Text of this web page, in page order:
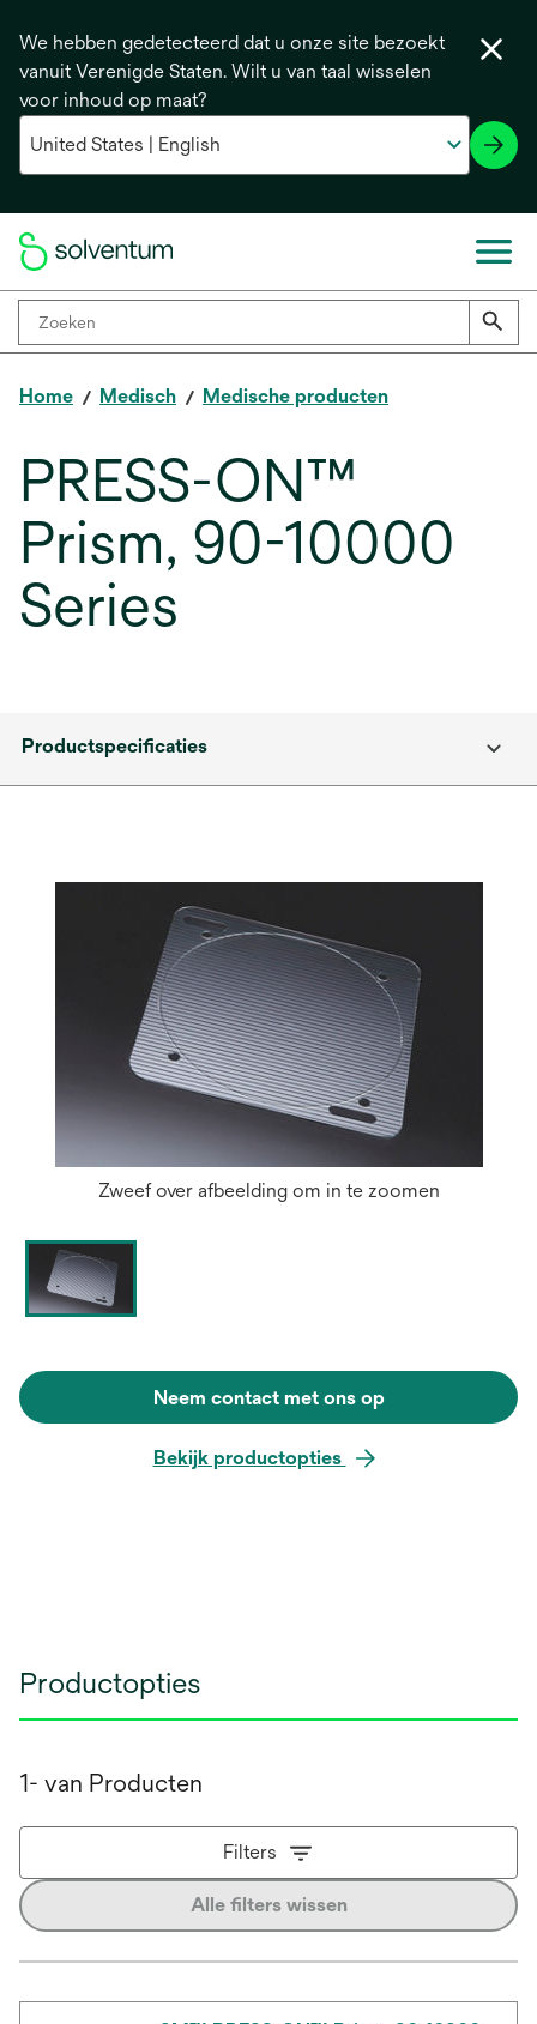
We hebben gedetecteerd dat u onze site bezoekt
vanuit Verenigde Staten. Wilt u van taal wisselen
voor inhoud op maat?
Home Medisch Medische producten
PRESS-ON™
Prism, 90-10000
Series
Productspecificaties
Zweef over afbeelding om in te zoomen
Neem contact met ons op
Bekijk productopties
Productopties
1- van Producten
Filters
Alle filters wissen